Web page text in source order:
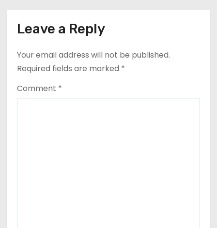
Leave a Reply
Your email address will not be published.
Required fields are marked *
Comment *